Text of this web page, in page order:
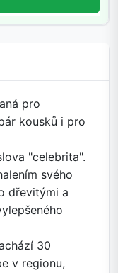
pro
kousků i pro
"celebrita".
svého
dřevitými a
30
v regionu,